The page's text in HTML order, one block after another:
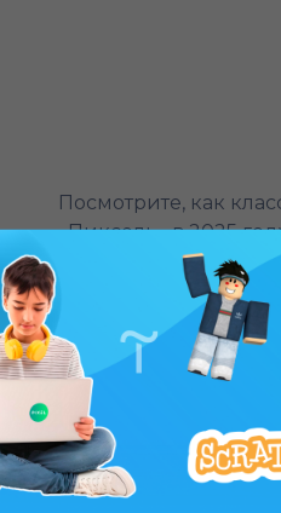
Посмотрите, как
«Пиксель» в 2025
в активные игры.
Летняя школа
могут отдохнуть на
провести время с
3D-моделирование,
методики – все это
сферах.